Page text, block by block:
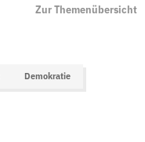
Zur Themenübersicht
Demokratie